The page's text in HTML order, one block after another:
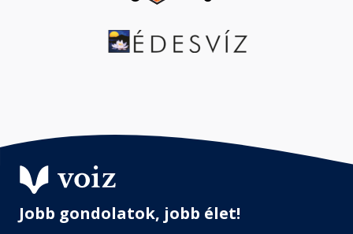
hivatkozás és a múltbeli hibák
felemlegetése
Fejezet hossza: 00:02:10
Fejezet hossza: 00:08:08
Jobb gondolatok, jobb élet!